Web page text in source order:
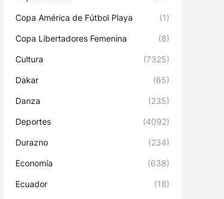
Copa América de Fútbol Playa (1)
Copa Libertadores Femenina (8)
Cultura (7325)
Dakar (65)
Danza (235)
Deportes (4092)
Durazno (234)
Economía (638)
Ecuador (18)